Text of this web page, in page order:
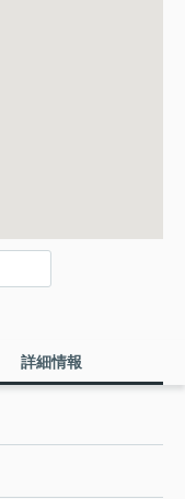
詳細情報